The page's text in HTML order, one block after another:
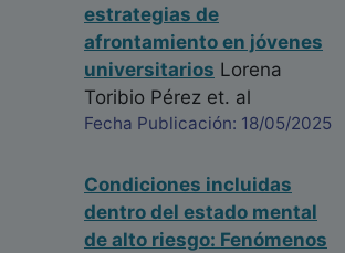
estrategias de
afrontamiento en jóvenes
universitarios Lorena
Toribio Pérez et. al
Fecha Publicación: 18/05/2025
Condiciones incluidas
dentro del estado mental
de alto riesgo: Fenómenos